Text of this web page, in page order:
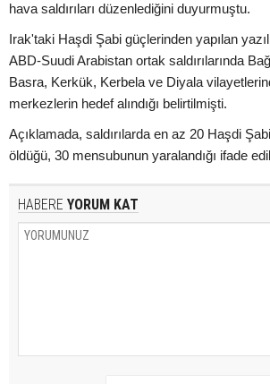
hava saldırıları düzenlediğini duyurmuştu.
Irak'taki Haşdi Şabi güçlerinden yapılan
ABD-Suudi Arabistan ortak saldırılarında
Basra, Kerkük, Kerbela ve Diyala
merkezlerin hedef alındığı belirtilmişti.
Açıklamada, saldırılarda en az 20 Haşdi
öldüğü, 30 mensubunun yaralandığı ifade
HABERE YORUM KAT